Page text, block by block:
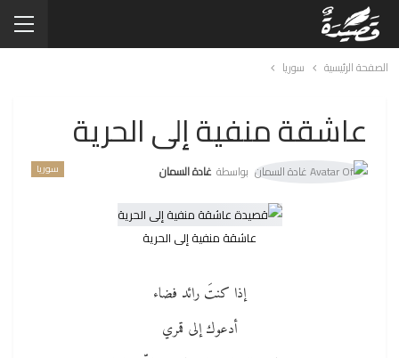
الصفحة الرئيسية سوريا
عاشقة منفية إلى الحرية
سوريا بواسطة غادة السمان
عاشقة منفية إلى الحرية
إذا كنتَ رائد فضاء
أدعوك إلى قمري